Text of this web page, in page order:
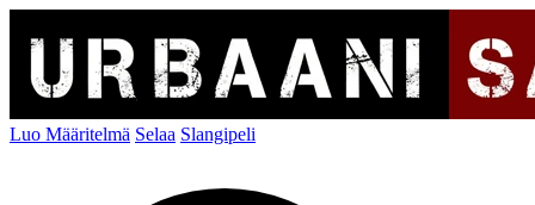
Luo Määritelmä Selaa Slangipeli